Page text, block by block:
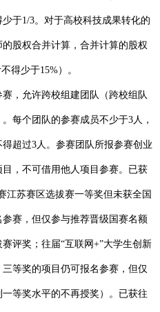
少于1/3。对于高校科技成果转化的
股权合并计算，合并计算的股权
不得少于15%）。
，允许跨校组建团队（跨校组队
每个团队的参赛成员不少于3 人，
得超过3 人。参赛团队所报参赛创业
，不可借用他人项目参赛。已获
江苏赛区选拔赛一等奖但未获全国
赛，但仅参与推荐晋级国赛名额
评奖；往届“互联网 +”大学生创新
等奖的项目仍可报名参赛，但仅
等奖水平的不再授奖）。已获往